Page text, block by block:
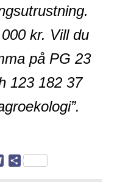
kr. Vill du
på PG 23
123 182 37
D